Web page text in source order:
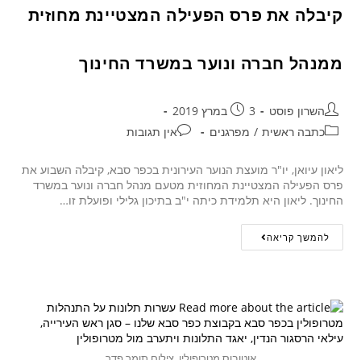
קיבלה את פרס הפעילה המצטיינת מחוזית
ממנהל חברה ונוער במשרד החינוך
השרון פוסט
3 במרץ 2019
כתבה ראשית / מפרגנים אין תגובות
ליאון עיואן, יו"ר מועצת הנוער העירונית בכפר סבא, קיבלה השבוע את
פרס הפעילה המצטיינת המחוזית מטעם מנהל חברה ונוער במשרד
החינוך. ליאון היא תלמידת כיתה י"ב בתיכון גלילי ופועלת זו…
להמשך קריאה